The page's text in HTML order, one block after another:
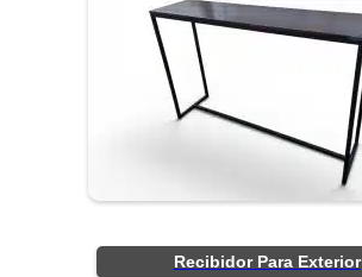
Recibidor Para Exterior